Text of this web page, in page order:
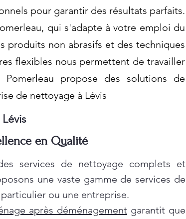
pour garantir des résultats parfaits.
qui s'adapte à votre emploi du
produits non abrasifs et des techniques
flexibles nous permettent de travailler
propose des solutions de
de nettoyage à Lévis
en Qualité
services de nettoyage complets et
une vaste gamme de services de
ou une entreprise.
après déménagement garantit que